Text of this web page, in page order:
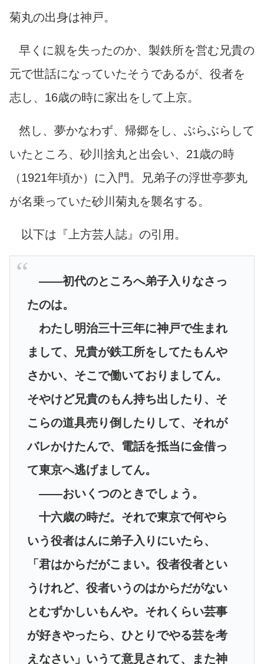
菊丸の出身は神戸。
早くに親を失ったのか、製鉄所を営む兄貴の
元で世話になっていたそうであるが、役者を
志し、16歳の時に家出をして上京。
然し、夢かなわず、帰郷をし、ぶらぶらして
いたところ、砂川捨丸と出会い、21歳の時
（1921年頃か）に入門。兄弟子の浮世亭夢丸
が名乗っていた砂川菊丸を襲名する。
以下は『上方芸人誌』の引用。
――初代のところへ弟子入りなさっ
たのは。
わたし明治三十三年に神戸で生まれ
まして、兄貴が鉄工所をしてたもんや
さかい、そこで働いておりましてん。
そやけど兄貴のもん持ち出したり、そ
こらの道具売り倒したりして、それが
バレかけたんで、電話を抵当に金借っ
て東京へ逃げましてん。
――おいくつのときでしょう。
十六歳の時だ。それで東京で何やら
いう役者はんに弟子入りにいたら、
「君はからだがこまい。役者役者とい
うけれど、役者いうのはからだがない
とむずかしいもんや。それくらい芸事
が好きやったら、ひとりでやる芸を考
えなさい」いうて意見されて、また神